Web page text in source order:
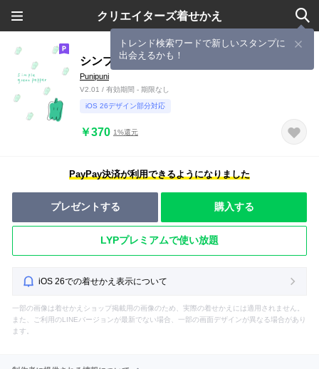
クリエイターズ着せかえ
トレンド検索ワードで新しいスタンプに
出会えるかも！
シンプル ピーマン
Punipuni
V2.01 / 有効期間 - 期限なし
iOS 26デザイン部分対応
￥370 1%還元
PayPay決済が利用できるようになりました
プレゼントする 購入する
LYPプレミアムで使い放題
iOS 26での着せかえ表示について
一部の画像は着せかえショップ掲載用の画像のため、実際の着せかえには適用されません。
また、ご利用のLINEバージョンが最新でない場合、一部の画面デザインが異なる場合があり
ます。